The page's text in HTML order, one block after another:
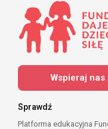
Wspieraj nas
Sprawdź
Platforma edukacyjna